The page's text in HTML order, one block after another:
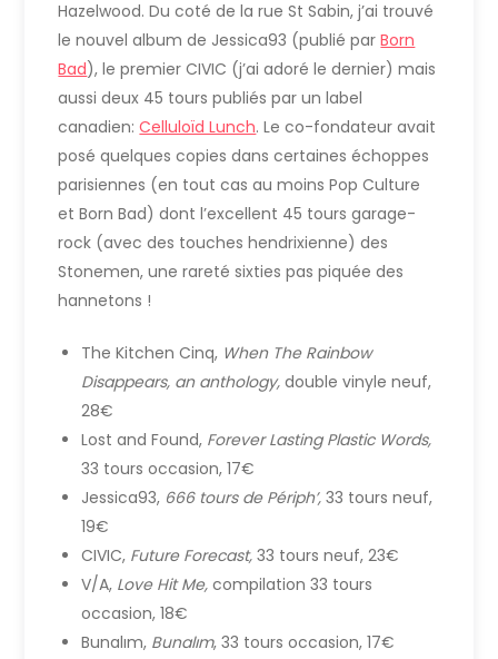
Hazelwood. Du coté de la rue St Sabin, j’ai trouvé
le nouvel album de Jessica93 (publié parBorn
Bad), le premier CIVIC (j’ai adoré le dernier) mais
aussi deux 45 tours publiés par un label
canadien:Celluloïd Lunch. Le co-fondateur avait
posé quelques copies dans certaines échoppes
parisiennes (en tout cas au moins Pop Culture
et Born Bad) dont l’excellent 45 tours garage-
rock (avec des touches hendrixienne) des
Stonemen, une rareté sixties pas piquée des
hannetons !
The Kitchen Cinq, When The Rainbow
Disappears, an anthology,double vinyle neuf,
28€
Lost and Found, Forever Lasting Plastic Words,
33 tours occasion, 17€
Jessica93, 666 tours de Périph’,33 tours neuf,
19€
CIVIC, Future Forecast,33 tours neuf, 23€
V/A, Love Hit Me,compilation 33 tours
occasion, 18€
Bunalım, Bunalım, 33 tours occasion, 17€